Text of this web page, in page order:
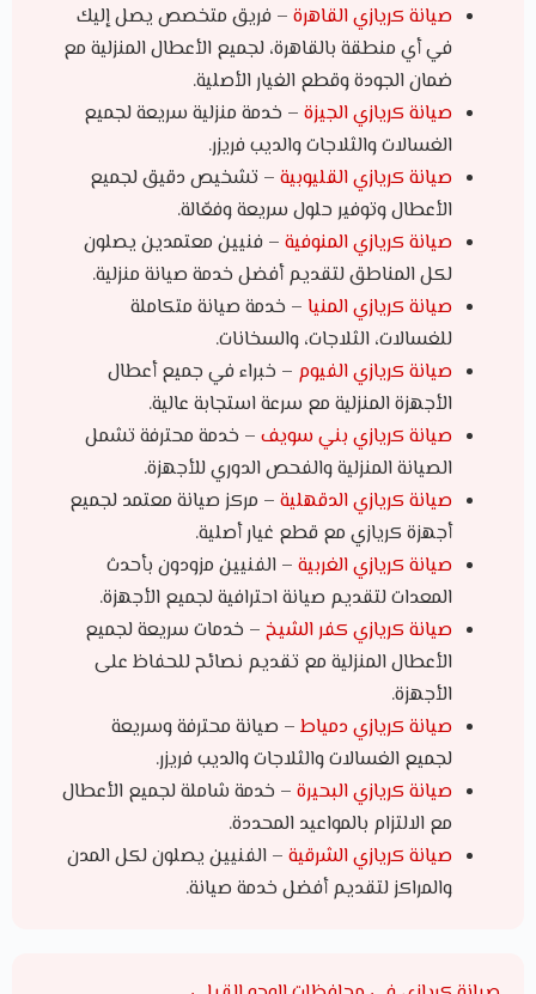
صيانة كريازي القاهرة – فريق متخصص يصل إليك
في أي منطقة بالقاهرة، لجميع الأعطال المنزلية مع
ضمان الجودة وقطع الغيار الأصلية.
صيانة كريازي الجيزة – خدمة منزلية سريعة لجميع
الغسالات والثلاجات والديب فريزر.
صيانة كريازي القليوبية – تشخيص دقيق لجميع
الأعطال وتوفير حلول سريعة وفعّالة.
صيانة كريازي المنوفية – فنيين معتمدين يصلون
لكل المناطق لتقديم أفضل خدمة صيانة منزلية.
صيانة كريازي المنيا – خدمة صيانة متكاملة
للغسالات، الثلاجات، والسخانات.
صيانة كريازي الفيوم – خبراء في جميع أعطال
الأجهزة المنزلية مع سرعة استجابة عالية.
صيانة كريازي بني سويف – خدمة محترفة تشمل
الصيانة المنزلية والفحص الدوري للأجهزة.
صيانة كريازي الدقهلية – مركز صيانة معتمد لجميع
أجهزة كريازي مع قطع غيار أصلية.
صيانة كريازي الغربية – الفنيين مزودون بأحدث
المعدات لتقديم صيانة احترافية لجميع الأجهزة.
صيانة كريازي كفر الشيخ – خدمات سريعة لجميع
الأعطال المنزلية مع تقديم نصائح للحفاظ على
الأجهزة.
صيانة كريازي دمياط – صيانة محترفة وسريعة
لجميع الغسالات والثلاجات والديب فريزر.
صيانة كريازي البحيرة – خدمة شاملة لجميع الأعطال
مع الالتزام بالمواعيد المحددة.
صيانة كريازي الشرقية – الفنيين يصلون لكل المدن
والمراكز لتقديم أفضل خدمة صيانة.